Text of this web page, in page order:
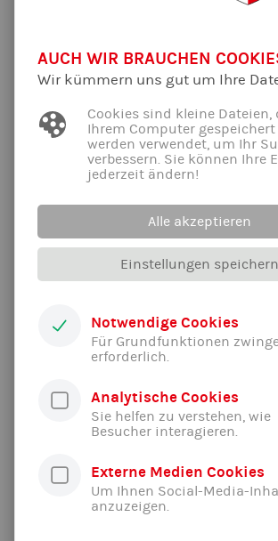
Kursbeschreibungen und
Im Folgenden findet ihr jeweils
und Hinweise.
Vereins-App
aktuellsten Stand, was kurzfristige Ausfälle
Verschiebungen angeht: perPush-Mitteilung
über dieNachrichtengruppe "Athletik
Anleitung und Hinweise zur Vereins-App:
Montag: Athletiktraining - "Fünf
noch!" mit Micha
Mittwoch: Athletiktraining -
"Ganzkörperworkout" mit Farina
AUCH WIR BRAUCHEN
Wir kümmern uns gut um Ihre
Cookies sind kleine Dateien,
Ihrem Computer gespeichert
werden verwendet, um Ihr
verbessern. Sie können Ihre
jederzeit ändern!
Alle akzeptieren
Einstellungen speichern
Notwendige Cookies
Für Grundfunktionen
erforderlich.
Analytische Cookies
Sie helfen zu verstehen, wie
Besucher interagieren.
Externe Medien Cookies
Um Ihnen Social-Media-
anzuzeigen.